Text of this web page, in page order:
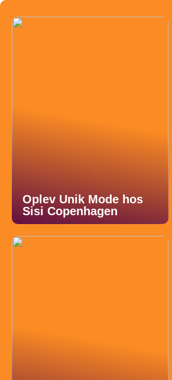
Oplev Unik Mode hos
Sisi Copenhagen